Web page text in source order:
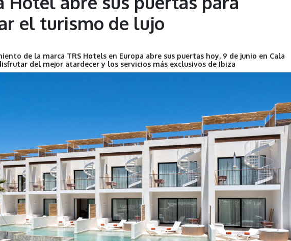
el turismo de lujo
de la marca TRS Hotels en Europa abre sus puertas hoy, 9 de junio en Cala
del mejor atardecer y los servicios más exclusivos de Ibiza